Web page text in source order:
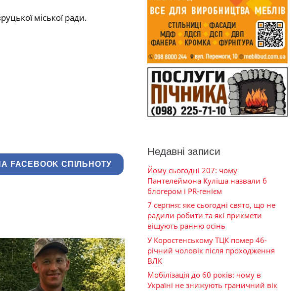
міської ради.
FACEBOOK СПІЛЬНОТУ
Недавні записи
Йому сьогодні 207: чому
Пантелеймона Куліша назвали б
блогером і PR-генієм
7 серпня: яке сьогодні свято, що не
радили робити та які прикмети
віщують ранню осінь
У Коростенському ТЦК помер 46-
річний чоловік після проходження
ВЛК
Мобілізація до 60 років: чому в
Україні не знижують граничний вік